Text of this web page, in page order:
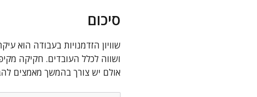
סיכום
שוויון הזדמנויות בעבודה הוא
ושווה לכלל העובדים. חקיקה
אולם יש צורך בהמשך מאמצים